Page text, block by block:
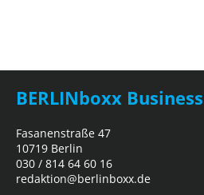
BERLINboxx
Fasanenstraße 47
10719 Berlin
030 / 814 64 60 16
redaktion@berlinboxx.de